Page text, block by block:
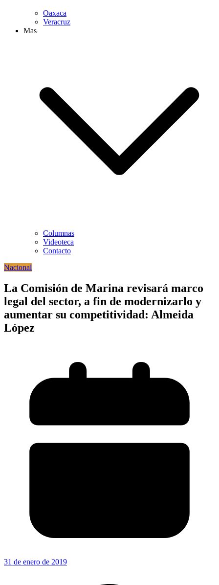
Oaxaca
Veracruz
Mas
Columnas
Videoteca
Contacto
Nacional
La Comisión de Marina revisará marco
legal del sector, a fin de modernizarlo y
aumentar su competitividad: Almeida
López
31 de enero de 2019